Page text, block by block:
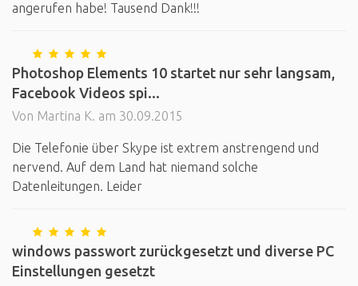
angerufen habe! Tausend Dank!!!
Photoshop Elements 10 startet nur sehr langsam,
Facebook Videos spi...
Von Martina K. am 30.09.2015
Die Telefonie über Skype ist extrem anstrengend und
nervend. Auf dem Land hat niemand solche
Datenleitungen. Leider
windows passwort zurückgesetzt und diverse PC
Einstellungen gesetzt